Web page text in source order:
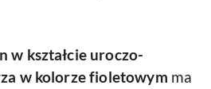
w kształcie uroczo-
w kolorze fioletowym ma